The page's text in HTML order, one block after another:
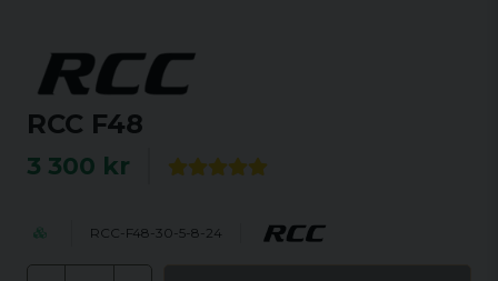
RCC F48
3 300 kr
RCC-F48-30-5-8-24